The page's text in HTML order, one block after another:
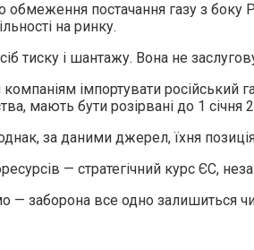
постачання газу з
на ринку.
тиску і шантажу. Вона не
імпортувати російський
мають бути розірвані до 1
за даними джерел, їхня
— стратегічний курс ЄС,
заборона все одно залишиться